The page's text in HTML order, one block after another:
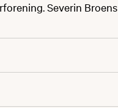
Severin Broens